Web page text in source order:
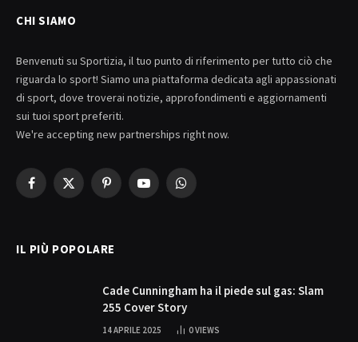
CHI SIAMO
Benvenuti su Sportizia, il tuo punto di riferimento per tutto ciò che
riguarda lo sport! Siamo una piattaforma dedicata agli appassionati
di sport, dove troverai notizie, approfondimenti e aggiornamenti
sui tuoi sport preferiti.
We're accepting new partnerships right now.
Facebook
X
PinterestYouTubeWhatsApp
IL PIÙ POPOLARE
Cade Cunningham ha il piede sul gas: Slam
255 Cover Story
14 APRILE 2025 0VIEWS